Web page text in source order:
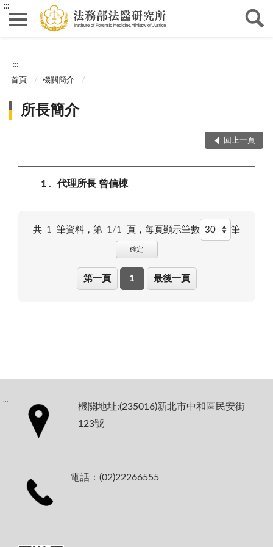
:::
:::
首頁 機關簡介
所長簡介
回上一頁
1 代理所長 曾信棟
共 1 筆資料，第 1/1 頁， 每頁顯示筆數 筆
確定
第一頁 1 最後一頁
:::
機關地址:(235016)新北市中和區民安街
123號
電話：(02)22266555